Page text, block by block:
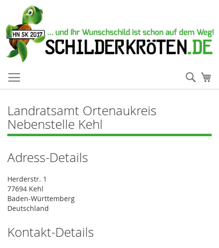
Landratsamt Ortenaukreis
Nebenstelle Kehl
Adress-Details
Herderstr. 1
77694 Kehl
Baden-Württemberg
Deutschland
Kontakt-Details